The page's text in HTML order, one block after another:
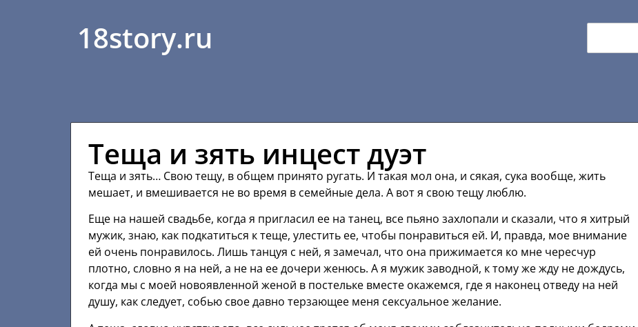
18story.ru
Теща и зять инцест дуэт
Теща и зять… Свою тещу, в общем принято ругать. И такая мол она, и сякая, сука вообще, жить
мешает, и вмешивается не во время в семейные дела. А вот я свою тещу люблю.
Еще на нашей свадьбе, когда я пригласил ее на танец, все пьяно захлопали и сказали, что я хитрый
мужик, знаю, как подкатиться к теще, улестить ее, чтобы понравиться ей. И, правда, мое внимание
ей очень понравилось. Лишь танцуя с ней, я замечал, что она прижимается ко мне чересчур
плотно, словно я на ней, а не на ее дочери женюсь. А я мужик заводной, к тому же жду не дождусь,
когда мы с моей новоявленной женой в постельке вместе окажемся, где я наконец отведу на ней
душу, как следует, собью свое давно терзающее меня сексуальное желание.